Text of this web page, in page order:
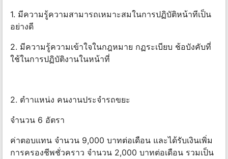
1. มีความรู้ความสามารถเหมาะสมในการปฏิบัติหน้าทีเป็น
อย่างดี
2. มีความรู้ความเข้าใจในกฎหมาย กฏระเบียบ ช้อบังคับที่
ใช้ในการปฏิบัติงานในหน้าที่
2. ตําาแหน่ง คนงานประจํารถขยะ
จํานวน 6 อัตรา
ค่าตอบแทน จํานวน 9,000 บาทต่อเดือน และได้รับเงินเพิ่ม
การครองชีพชั่วคราว จํานวน 2,000 บาทต่อเดือน รวมเป็น